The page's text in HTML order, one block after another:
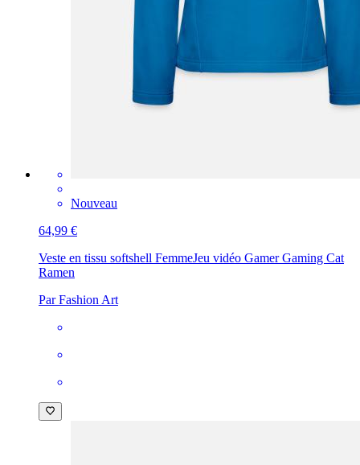
Nouveau
64,99 €
Veste en tissu softshell FemmeJeu vidéo Gamer Gaming Cat
Ramen
Par Fashion Art